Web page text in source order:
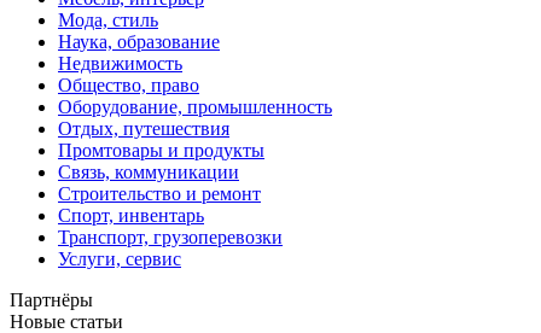
Мода, стиль
Наука, образование
Недвижимость
Общество, право
Оборудование, промышленность
Отдых, путешествия
Промтовары и продукты
Связь, коммуникации
Строительство и ремонт
Спорт, инвентарь
Транспорт, грузоперевозки
Услуги, сервис
Партнёры
Новые статьи